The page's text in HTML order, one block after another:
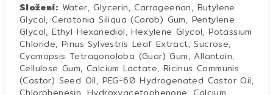
Složení: Water, Glycerin, Carrageenan, Butylene
Glycol, Ceratonia Siliqua (Carob) Gum, Pentylene
Glycol, Ethyl Hexanediol, Hexylene Glycol, Potassium
Chloride, Pinus Sylvestris Leaf Extract, Sucrose,
Cyamopsis Tetragonoloba (Guar) Gum, Allantoin,
Cellulose Gum, Calcium Lactate, Ricinus Communis
(Castor) Seed Oil, PEG-60 Hydrogenated Castor Oil,